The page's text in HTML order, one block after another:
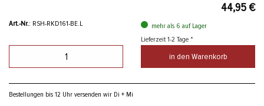
44,95 €
Art.-Nr.: RSH-RKD161-BE.L
mehr als 6 auf Lager
Lieferzeit 1-2 Tage *
in den Warenkorb
Bestellungen bis 12 Uhr versenden wir Di + Mi